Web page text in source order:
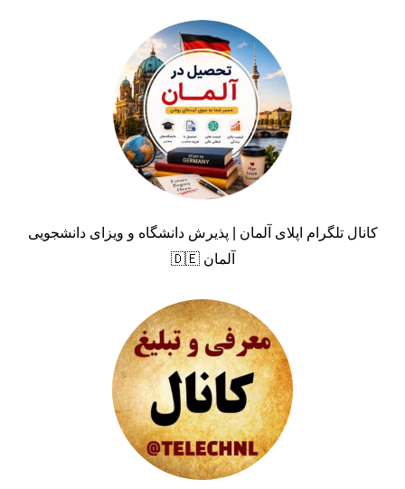
کانال تلگرام اپلای آلمان | پذیرش دانشگاه و ویزای دانشجویی
آلمان 🇩🇪